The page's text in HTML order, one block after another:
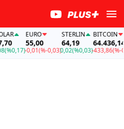
EURO
55,00
-0,01(%-0,03)
STERLIN
64,19
0,02(%0,03)
BITCOIN
64.436,14
-433,86(%-0,67)